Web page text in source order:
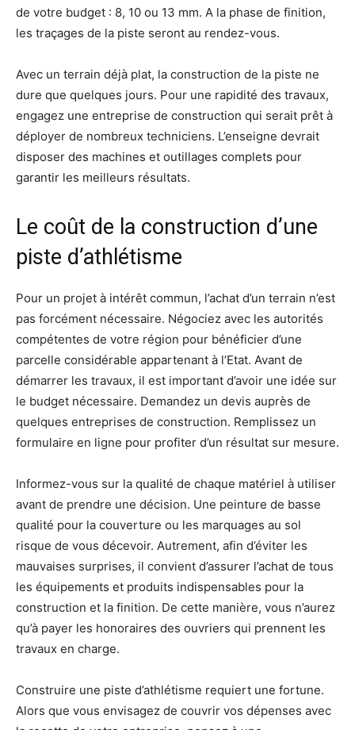
de votre budget : 8, 10 ou 13 mm. A la phase de finition,
les traçages de la piste seront au rendez-vous.
Avec un terrain déjà plat, la construction de la piste ne
dure que quelques jours. Pour une rapidité des travaux,
engagez une entreprise de construction qui serait prêt à
déployer de nombreux techniciens. L’enseigne devrait
disposer des machines et outillages complets pour
garantir les meilleurs résultats.
Le coût de la construction d’une
piste d’athlétisme
Pour un projet à intérêt commun, l’achat d’un terrain n’est
pas forcément nécessaire. Négociez avec les autorités
compétentes de votre région pour bénéficier d’une
parcelle considérable appartenant à l’Etat. Avant de
démarrer les travaux, il est important d’avoir une idée sur
le budget nécessaire. Demandez un devis auprès de
quelques entreprises de construction. Remplissez un
formulaire en ligne pour profiter d’un résultat sur mesure.
Informez-vous sur la qualité de chaque matériel à utiliser
avant de prendre une décision. Une peinture de basse
qualité pour la couverture ou les marquages au sol
risque de vous décevoir. Autrement, afin d’éviter les
mauvaises surprises, il convient d’assurer l’achat de tous
les équipements et produits indispensables pour la
construction et la finition. De cette manière, vous n’aurez
qu’à payer les honoraires des ouvriers qui prennent les
travaux en charge.
Construire une piste d’athlétisme requiert une fortune.
Alors que vous envisagez de couvrir vos dépenses avec